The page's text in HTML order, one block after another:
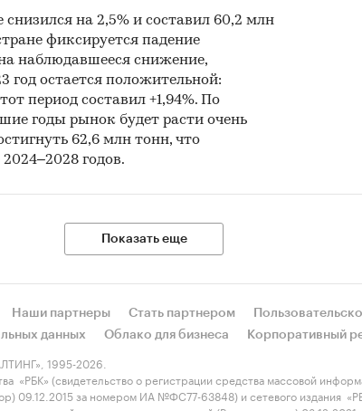
на 2,5% и составил 60,2 млн
фиксируется падение
наблюдавшееся снижение,
год остается положительной:
период составил +1,94%. По
годы рынок будет расти очень
62,6 млн тонн, что
2024–2028 годов.
Показать еще
Наши партнеры Стать партнером
данных
Облако для бизнеса Корпоративный
1995-2026.
«РБК» (свидетельство о регистрации средства массовой
09.12.2015 за номером ИА №ФС77-63848) и сетевого издания